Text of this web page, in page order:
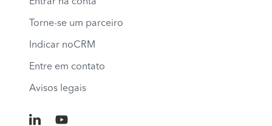
Torne-se um parceiro
Indicar noCRM
Entre em contato
Avisos legais